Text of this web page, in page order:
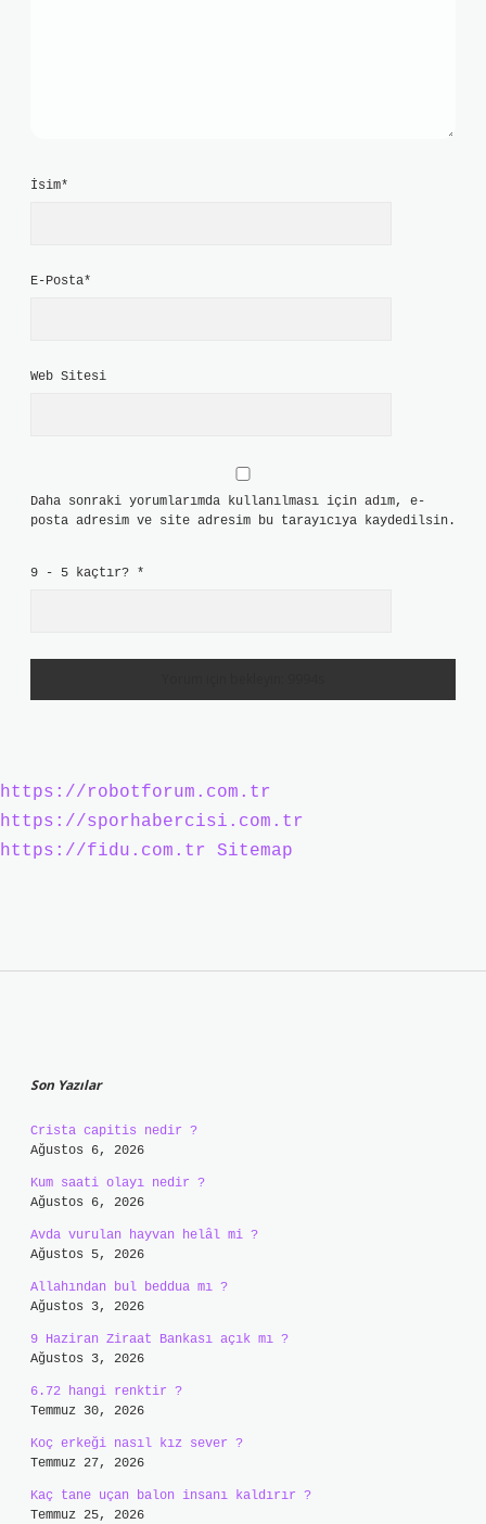
İsim*
E-Posta*
Web Sitesi
Daha sonraki yorumlarımda kullanılması için adım, e-
posta adresim ve site adresim bu tarayıcıya kaydedilsin.
9 - 5 kaçtır? *
https://robotforum.com.tr
https://sporhabercisi.com.tr
https://fidu.com.tr
Sitemap
Son Yazılar
Crista capitis nedir ?
Ağustos 6, 2026
Kum saati olayı nedir ?
Ağustos 6, 2026
Avda vurulan hayvan helâl mi ?
Ağustos 5, 2026
Allahından bul beddua mı ?
Ağustos 3, 2026
9 Haziran Ziraat Bankası açık mı ?
Ağustos 3, 2026
6.72 hangi renktir ?
Temmuz 30, 2026
Koç erkeği nasıl kız sever ?
Temmuz 27, 2026
Kaç tane uçan balon insanı kaldırır ?
Temmuz 25, 2026